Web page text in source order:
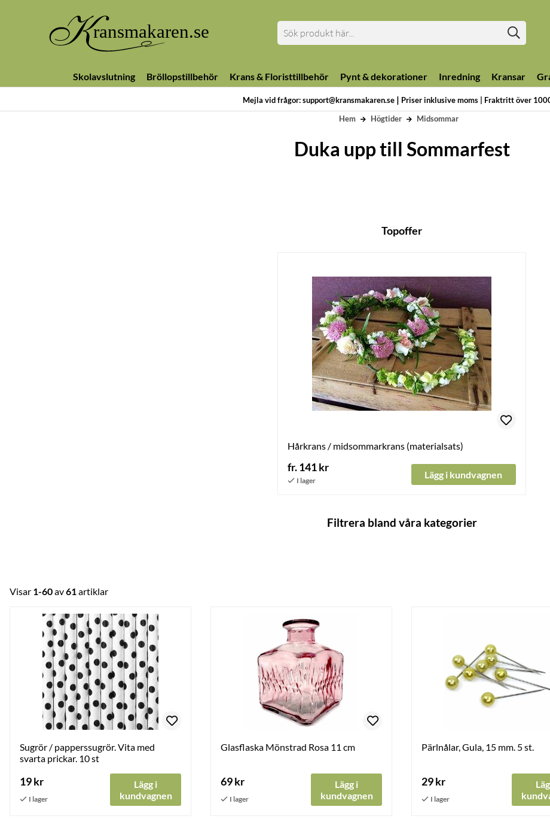
Mejla vid frågor: support@kransmakaren.se| Priser inklusive moms | Fraktritt över
Skolavslutning Bröllopstillbehör Krans & Floristtillbehör Pynt & dekorationer Inredning Kransar
Hem Högtider Midsommar
Duka upp till Sommarfest
Topoffer
Hårkrans / midsommarkrans (materialsats)
fr. 141 kr
Lägg i kundvagnen
Filtrera bland våra kategorier
Visar 1-60av61artiklar
Sugrör / papperssugrör. Vita med
svarta prickar. 10 st
19 kr
Lägg i
kundvagnen
Glasflaska Mönstrad Rosa 11 cm
69 kr
Lägg i
kundvagnen
Pärlnålar, Gula, 15 mm. 5 st.
29 kr